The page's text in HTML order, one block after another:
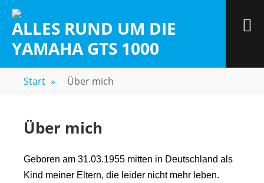
Zum
Inhalt
springen
ALLES RUND UM DIE
YAMAHA GTS 1000
Start » Über mich
Über mich
Geboren am 31.03.1955 mitten in Deutschland als
Kind meiner Eltern, die leider nicht mehr leben.